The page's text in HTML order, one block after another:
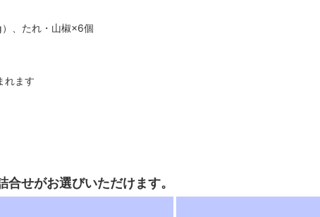
、たれ・山椒×6個
れます
せがお選びいただけます。